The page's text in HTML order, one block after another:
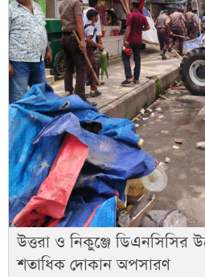
উত্তরা ও নিকুঞ্জে ডিএনসিসির
শতাধিক দোকান অপসারণ